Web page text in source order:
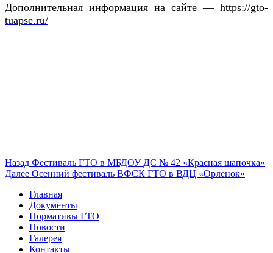
Дополнительная информация на сайте — https://gto-
tuapse.ru/
Навигация
по
записям
Назад Предыдущая
запись:
Фестиваль ГТО в МБДОУ ДС № 42 «Красная шапочка»
Далее Следующая
Осенний фестиваль ВФСК ГТО в ВДЦ «Орлёнок»
Главная
Документы
Нормативы ГТО
Новости
Галерея
Контакты